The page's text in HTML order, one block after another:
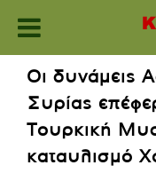
content
Οι δυνάμεις
Συρίας
Τουρκική
καταυλισμό